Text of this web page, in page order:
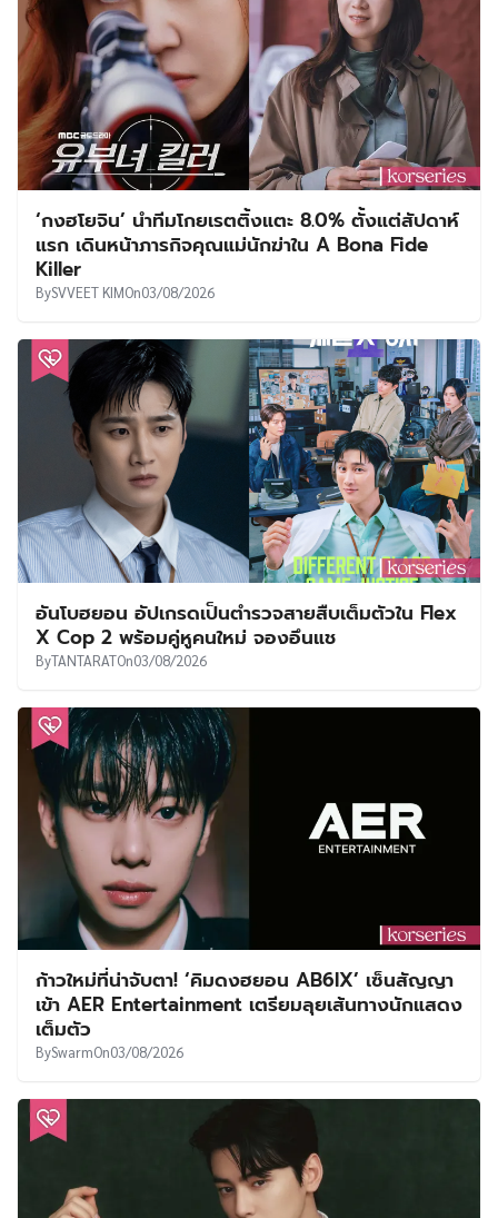
‘กงฮโยจิน’ นำทีมโกยเรตติ้งแตะ 8.0% ตั้งแต่สัปดาห์
แรก เดินหน้าภารกิจคุณแม่นักฆ่าใน A Bona Fide
Killer
BySVVEET KIMOn03/08/2026
อันโบฮยอน อัปเกรดเป็นตำรวจสายสืบเต็มตัวใน Flex
X Cop 2 พร้อมคู่หูคนใหม่ จองอึนแช
ByTANTARATOn03/08/2026
ก้าวใหม่ที่น่าจับตา! ‘คิมดงฮยอน AB6IX’ เซ็นสัญญา
เข้า AER Entertainment เตรียมลุยเส้นทางนักแสดง
เต็มตัว
BySwarmOn03/08/2026